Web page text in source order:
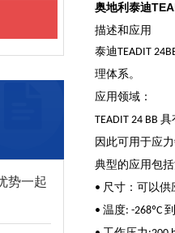
势一起
奥地利泰迪
描述和应用
泰迪TEADIT
理体系。
应用领域：
TEADIT 24 BB
因此可用于应
典型的应用包
• 尺寸：可以
• 温度: -268ºC